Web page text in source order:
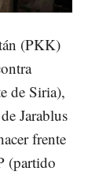
(PKK)
de Siria),
Jarablus
frente
(partido